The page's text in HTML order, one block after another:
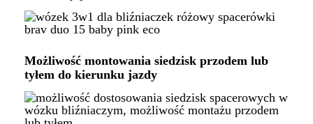
Możliwość montowania siedzisk przodem lub
tyłem do kierunku jazdy